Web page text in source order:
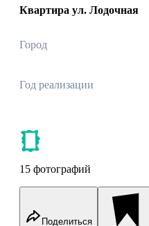
Квартира ул. Лодочная
Город
Год реализации
15 фотографий
Поделиться